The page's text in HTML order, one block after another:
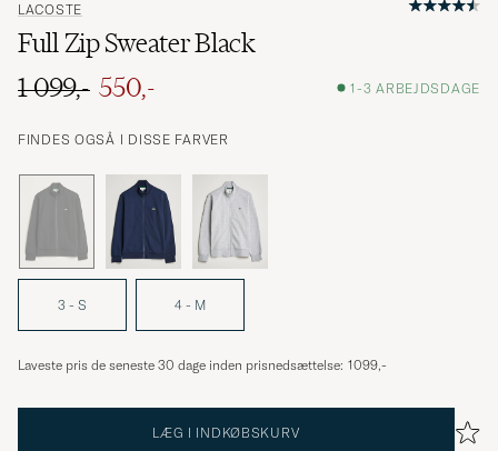
LACOSTE
Full Zip Sweater Black
Ordinary pris
1 099,-
Nedsat pris
550,- 1-3 ARBEJDSDAGE
FINDES OGSÅ I DISSE FARVER
3 - S 4 - M
Laveste pris de seneste 30 dage inden prisnedsættelse: 1099,-
LÆG I INDKØBSKURV